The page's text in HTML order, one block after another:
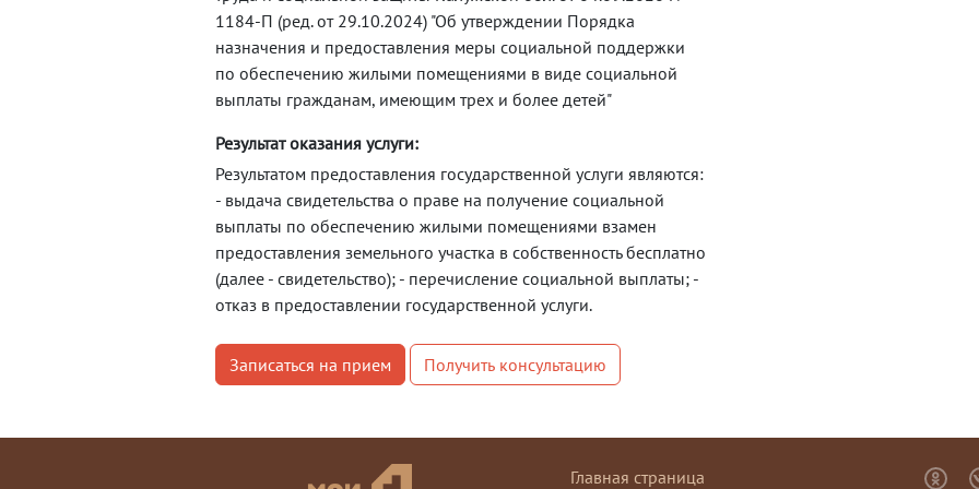
1184-П (ред. от 29.10.2024) "Об утверждении Порядка
назначения и предоставления меры социальной поддержки
по обеспечению жилыми помещениями в виде социальной
выплаты гражданам, имеющим трех и более детей"
Результат оказания услуги:
Результатом предоставления государственной услуги являются:
- выдача свидетельства о праве на получение социальной
выплаты по обеспечению жилыми помещениями взамен
предоставления земельного участка в собственность бесплатно
(далее - свидетельство); - перечисление социальной выплаты; -
отказ в предоставлении государственной услуги.
Записаться на прием Получить консультацию
Центр "Мои Документы"
Центр "Мои Документы" с.
Главная страница